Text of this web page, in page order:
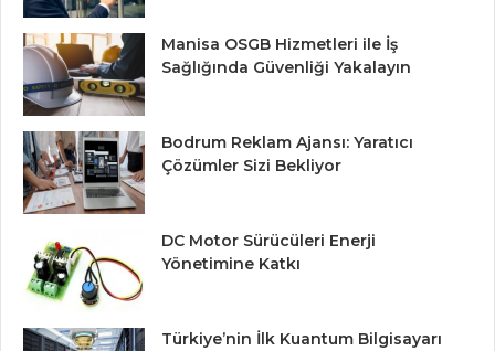
Manisa OSGB Hizmetleri ile İş
Sağlığında Güvenliği Yakalayın
Bodrum Reklam Ajansı: Yaratıcı
Çözümler Sizi Bekliyor
DC Motor Sürücüleri Enerji
Yönetimine Katkı
Türkiye’nin İlk Kuantum Bilgisayarı